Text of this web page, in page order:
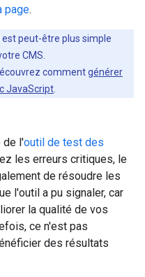
page.
est peut-être plus simple
CMS.
commentgénérer
JavaScript
de l'outil de test des
les erreurs critiques, le
de résoudre les
l'outil a pu signaler, car
la qualité de vos
ce n'est pas
des résultats